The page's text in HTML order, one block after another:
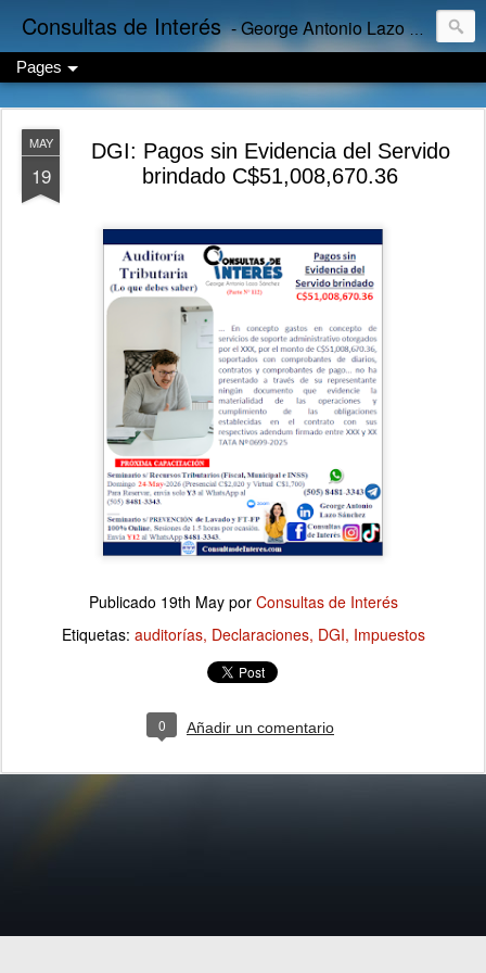
Consultas de Interés - George Antonio Lazo Sánchez
Pages
MAY
19
DGI: Pagos sin Evidencia del Servido
brindado C$51,008,670.36
Publicado 19th Maypor Consultas de Interés
Etiquetas: auditorías Declaraciones DGI Impuestos
0 Añadir un comentario